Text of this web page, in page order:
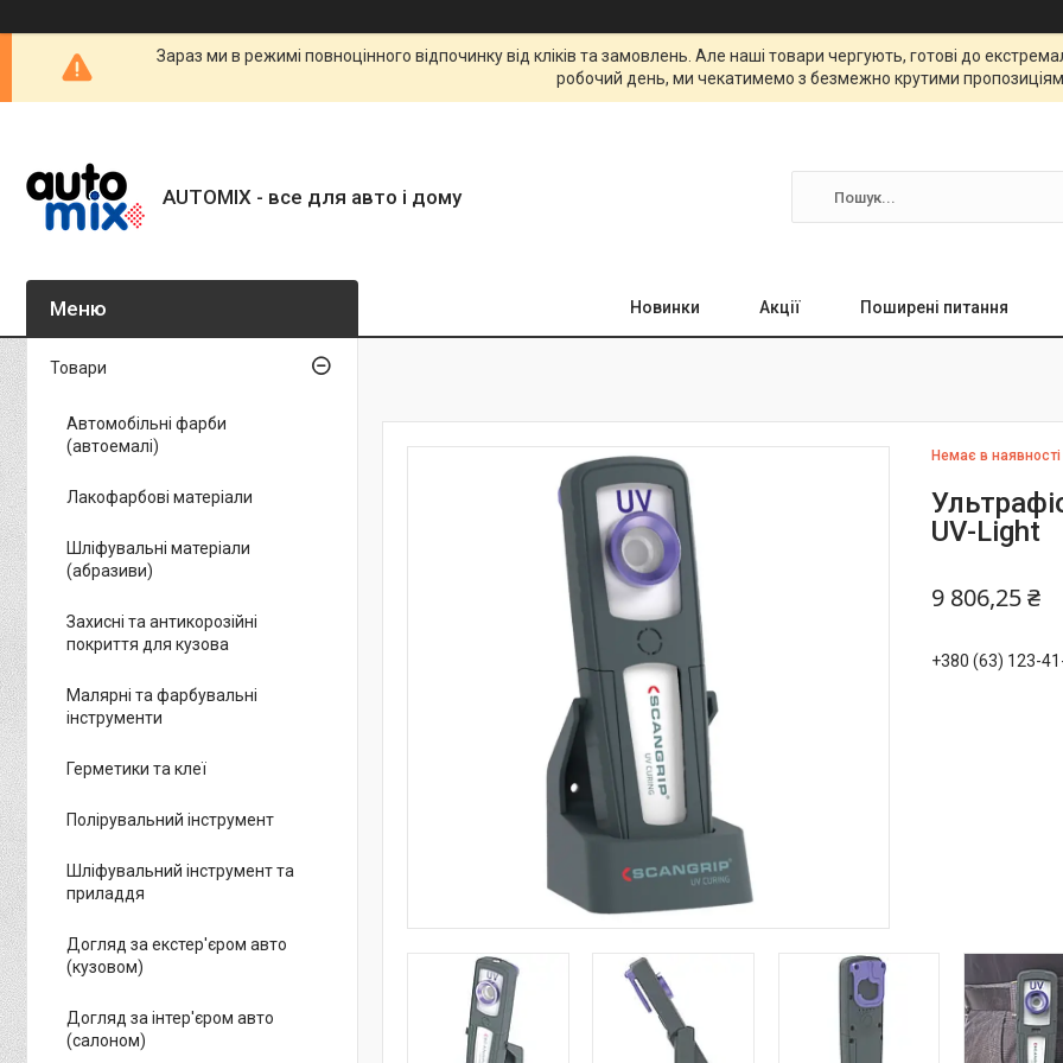
Зараз ми в режимі повноцінного відпочинку від кліків та замовлень. Але наші товари чергують, готові до
робочий день, ми чекатимемо з безмежно крутими
AUTOMIX - все для авто і дому
Новинки Акції Поширені питання
Немає в наявності
UV-Light
9 806,25 ₴
+380 (63) 123-
Товари
Автомобільні фарби
(автоемалі)
Лакофарбові матеріали
Шліфувальні матеріали
(абразиви)
Захисні та антикорозійні
покриття для кузова
Малярні та фарбувальні
інструменти
Герметики та клеї
Полірувальний інструмент
Шліфувальний інструмент та
приладдя
Догляд за екстер'єром авто
(кузовом)
Догляд за інтер'єром авто
(салоном)